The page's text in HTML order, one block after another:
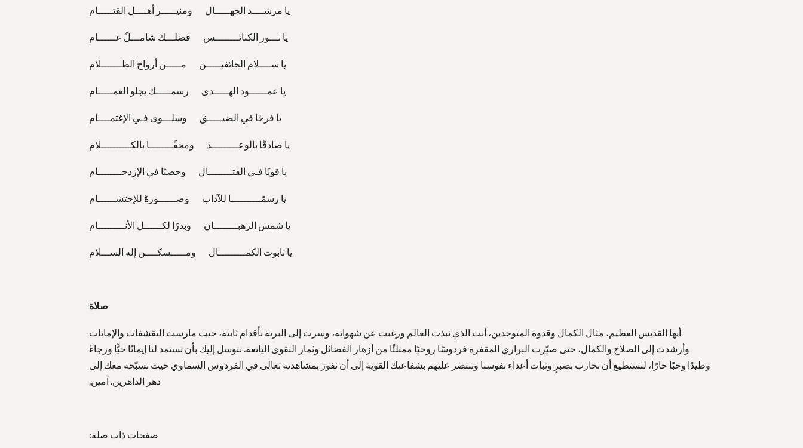
يا مرشــــد الجهـــــال ومنيـــــر أهــــل القتـــــام
يا نـــور الكنائــــــــس فضلـــك شامـــلٌ عــــــام
يا ســــلام الخائفيـــــن مـــــن أرواح الظـــــــلام
يا عمــــــود الهـــــدى رسمـــــك يجلو الغمـــــام
يا فرحًا في الضيـــــق وسلـــوى فـي الإغتمــــام
يا صادقًا بالوعـــــــــد ومحقًــــــــا بالكــــــــــلام
يا قويًا فـي القتــــــــال وحصنًا في الإزدحــــــــام
يا رسمًــــــــــا للآداب وصــــــورةً للإحتشــــــام
يا شمس الرهبــــــــان وبدرًا لكــــــل الأنـــــــــام
يا تابوت الكمـــــــــال ومـــــسكــــن إله الســـلام
صلاة
أيها القديس العظيم، مثال الكمال وقدوة المتوحدين، أنت الذي نبذت العالم ورغبت عن شهواته، وسرتَ إلى البرية بأقدام ثابتة، حيث مارستَ التقشفات والإماتات
وأرشدتَ إلى الصلاح والكمال، حتى صيّرت البراري المقفرة فردوسًا روحيًا ممتلئًا من أزهار الفضائل وثمار التقوى اليانعة. نتوسل إليك بأن تستمد لنا إيمانًا حيًّا ورجاءً
وطيدًا وحبًا حارًا، لنستطيع أن نحارب بصبرٍ وثبات أعداء نفوسنا وننتصر عليهم بشفاعتك القوية إلى أن نفوز بمشاهدته تعالى في الفردوس السماوي حيث نسبّحه معك إلى
دهر الداهرين. آمين.
صفحات ذات صلة: